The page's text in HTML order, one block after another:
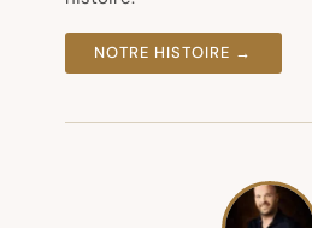
NOTRE HISTOIRE →